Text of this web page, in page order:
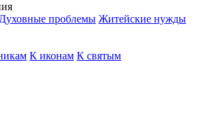
Духовные проблемы Житейские нужды
К иконам К святым